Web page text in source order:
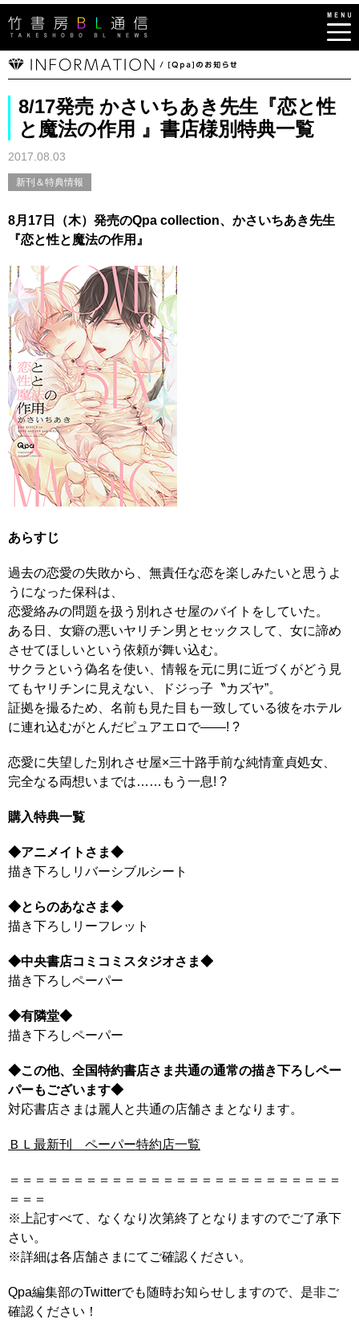
8/17発売 かさいちあき先生『恋と性
と魔法の作用 』書店様別特典一覧
2017.08.03
新刊＆特典情報
8月17日（木）発売のQpa collection、かさいちあき先生
『恋と性と魔法の作用』
あらすじ
過去の恋愛の失敗から、無責任な恋を楽しみたいと思うよ
うになった保科は、
恋愛絡みの問題を扱う別れさせ屋のバイトをしていた。
ある日、女癖の悪いヤリチン男とセックスして、女に諦め
させてほしいという依頼が舞い込む。
サクラという偽名を使い、情報を元に男に近づくがどう見
てもヤリチンに見えない、ドジっ子〝カズヤ”。
証拠を撮るため、名前も見た目も一致している彼をホテル
に連れ込むがとんだピュアエロで――! ?
恋愛に失望した別れさせ屋×三十路手前な純情童貞処女、
完全なる両想いまでは……もう一息! ?
購入特典一覧
◆アニメイトさま◆
描き下ろしリバーシブルシート
◆とらのあなさま◆
描き下ろしリーフレット
◆中央書店コミコミスタジオさま◆
描き下ろしペーパー
◆有隣堂◆
描き下ろしペーパー
◆この他、全国特約書店さま共通の通常の描き下ろしペー
パーもございます◆
対応書店さまは麗人と共通の店舗さまとなります。
ＢＬ最新刊 ペーパー特約店一覧
＝＝＝＝＝＝＝＝＝＝＝＝＝＝＝＝＝＝＝＝＝＝＝＝＝＝
＝＝＝
※上記すべて、なくなり次第終了となりますのでご了承下
さい。
※詳細は各店舗さまにてご確認ください。
Qpa編集部のTwitterでも随時お知らせしますので、是非ご
確認ください！